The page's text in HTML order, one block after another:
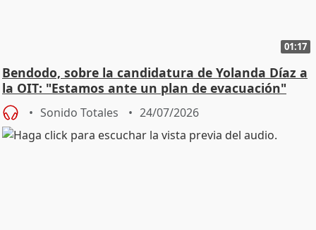
01:17
Bendodo, sobre la candidatura de Yolanda Díaz a
la OIT: "Estamos ante un plan de evacuación"
Sonido Totales 24/07/2026